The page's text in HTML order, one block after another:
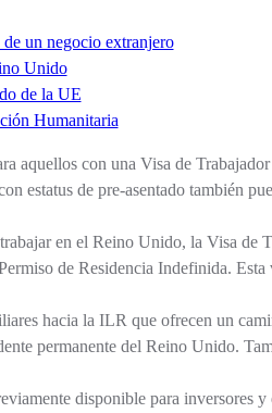
un negocio extranjero
Unido
de la UE
Humanitaria
aquellos con una Visa de
estatus de pre-asentado también
en el Reino Unido, la Visa
de Residencia Indefinida.
hacia la ILR que ofrecen un
permanente del Reino Unido.
disponible para inversores